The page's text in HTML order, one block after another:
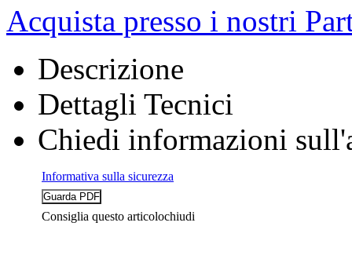
Acquista presso i nostri
Descrizione
Dettagli Tecnici
Chiedi informazioni
Informativa sulla sicurezza
Consiglia questo articolochiudi